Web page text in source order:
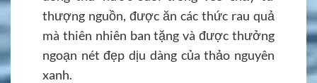
thượng nguồn, được ăn các thức rau quả
mà thiên nhiên ban tặng và được thưởng
ngoạn nét đẹp dịu dàng của thảo nguyên
xanh.